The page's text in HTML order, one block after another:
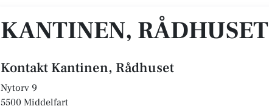
KANTINEN, RÅDHUSET
Kontakt Kantinen, Rådhuset
Nytorv 9
5500 Middelfart